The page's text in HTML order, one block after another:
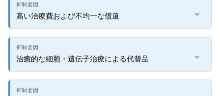
高い治療費および不均一な償還
治癒的な細胞・遺伝子治療による代替品